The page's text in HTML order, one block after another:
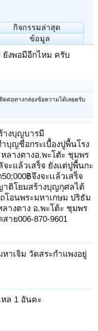
กิจกรรมล่าสุด
ข้อมูล
งพอมีอีกไหม ครับ
ต่อทางกล่องข้อความได้เลยครับ
างบุญบารมี
บุญชื่อกระเบื้องปูพื้นโรง
างตางอ.พะโตัะ ชุมพร
จะแล้วเสร็จ ยังแต่ปูพื้นกะ
฿จึงจะเเล้วเสร็จ
ติโยมสร้างบุญกุศลได้
โอนพระมหาเกษม ปริธัม
างตาง อ.พะโต้ะ ชุมพร
ย006-870-9601
าเจิม วัดสระกำแพงอยู่
หล 1 อันคะ